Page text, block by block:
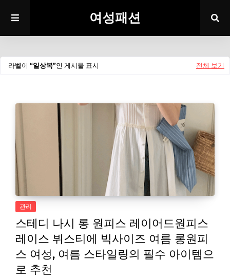
여성패션
라벨이 일상복 인 게시물 표시 전체 보기
관리
스테디 나시 롱 원피스 레이어드원피스
레이스 뷔스티에 빅사이즈 여름 롱원피
스 여성, 여름 스타일링의 필수 아이템으
로 추천